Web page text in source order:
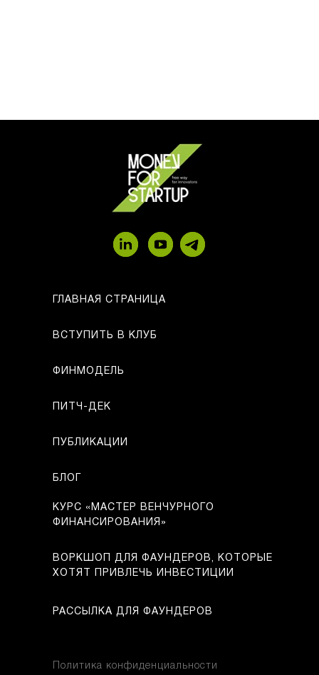
Политика конфиденциальности
ВСТУПИТЬ В КЛУБ
ПУБЛИКАЦИИ
ГЛАВНАЯ СТРАНИЦА
КУРС «МАСТЕР ВЕНЧУРНОГО
ФИНАНСИРОВАНИЯ»
ВОРКШОП ДЛЯ ФАУНДЕРОВ, КОТОРЫЕ
ХОТЯТ ПРИВЛЕЧЬ ИНВЕСТИЦИИ
РАССЫЛКА ДЛЯ ФАУНДЕРОВ
ФИНМОДЕЛЬ
ПИТЧ-ДЕК
БЛОГ